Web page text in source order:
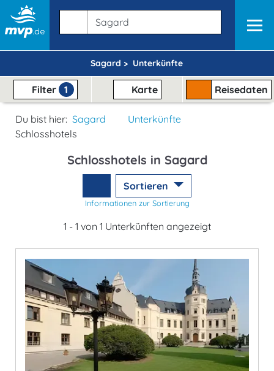
Sagard > Unterkünfte
Filter 1 Karte Reisedaten
Du bist hier: Sagard
Unterkünfte
Schlosshotels
Schlosshotels in Sagard
Sortieren
Informationen zur Sortierung
1 - 1 von 1 Unterkünften angezeigt